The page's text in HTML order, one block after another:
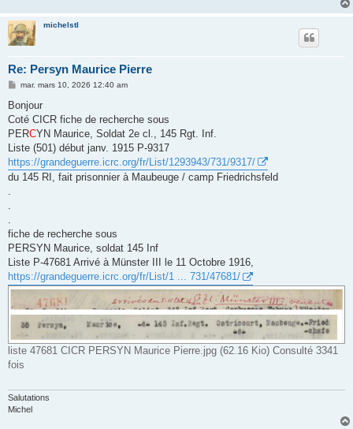
michelstl
Re: Persyn Maurice Pierre
M
s
a
g
mar. mars 10, 2026 12:40 am
Bonjour
Coté CICR fiche de recherche sous
PERCYN Maurice, Soldat 2e cl., 145 Rgt. Inf.
Liste (501) début janv. 1915 P-9317
https://grandeguerre.icrc.org/fr/List/1293943/731/9317/
du 145 RI, fait prisonnier à Maubeuge / camp Friedrichsfeld
.
.
.
fiche de recherche sous
PERSYN Maurice, soldat 145 Inf
Liste P-47681 Arrivé à Münster III le 11 Octobre 1916,
https://grandeguerre.icrc.org/fr/List/1 ... 731/47681/
liste 47681 CICR PERSYN Maurice Pierre.jpg (62.16 Kio) Consulté 3341
fois
Salutations
Michel